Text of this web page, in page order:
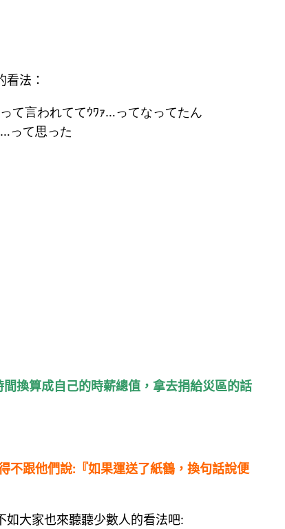
法：
て言われててｳﾜｧ…ってなってたん
って思った
換算成自己的時薪總值，拿去捐給災區的話
不跟他們說:『如果運送了紙鶴，換句話說便
大家也來聽聽少數人的看法吧: